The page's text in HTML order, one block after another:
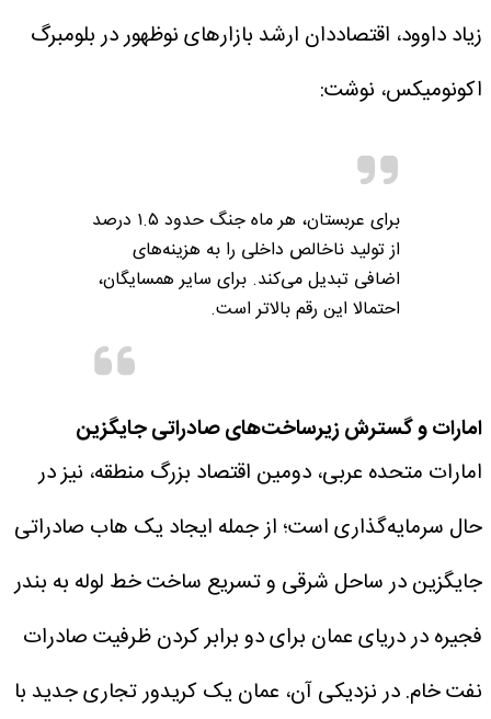
زیاد داوود، اقتصاددان ارشد بازارهای نوظهور در بلومبرگ
اکونومیکس، نوشت:
برای عربستان، هر ماه جنگ حدود ۱.۵ درصد
از تولید ناخالص داخلی را به هزینه‌های
اضافی تبدیل می‌کند. برای سایر همسایگان،
احتمالا این رقم بالاتر است.
امارات و گسترش زیرساخت‌های صادراتی جایگزین
امارات متحده عربی، دومین اقتصاد بزرگ منطقه، نیز در
حال سرمایه‌گذاری است؛ از جمله ایجاد یک هاب صادراتی
جایگزین در ساحل شرقی و تسریع ساخت خط لوله به بندر
فجیره در دریای عمان برای دو برابر کردن ظرفیت صادرات
نفت خام.در نزدیکی آن، عمان یک کریدور تجاری جدید با